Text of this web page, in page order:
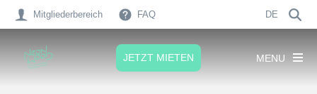
Mitgliederbereich FAQ DE
MENU
JETZT MIETEN